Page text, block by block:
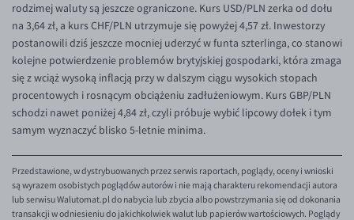
rodzimej waluty są jeszcze ograniczone. Kurs USD/PLN zerka od dołu
na 3,64 zł, a kurs CHF/PLN utrzymuje się powyżej 4,57 zł. Inwestorzy
postanowili dziś jeszcze mocniej uderzyć w funta szterlinga, co stanowi
kolejne potwierdzenie problemów brytyjskiej gospodarki, która zmaga
się z wciąż wysoką inflacją przy w dalszym ciągu wysokich stopach
procentowych i rosnącym obciążeniu zadłużeniowym. Kurs GBP/PLN
schodzi nawet poniżej 4,84 zł, czyli próbuje wybić lipcowy dołek i tym
samym wyznaczyć blisko 5-letnie minima.
Przedstawione, w dystrybuowanych przez serwis raportach, poglądy, oceny i wnioski
są wyrazem osobistych poglądów autorów i nie mają charakteru rekomendacji autora
lub serwisu Walutomat.pl do nabycia lub zbycia albo powstrzymania się od dokonania
transakcji w odniesieniu do jakichkolwiek walut lub papierów wartościowych. Poglądy